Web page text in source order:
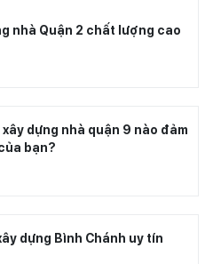
nhà Quận 2 chất lượng cao
dựng nhà quận 9 nào đảm
bạn?
dựng Bình Chánh uy tín